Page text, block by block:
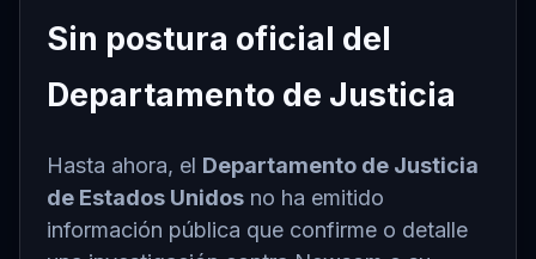
Sin postura oficial del
Departamento de Justicia
Hasta ahora, el Departamento de Justicia
de Estados Unidos no ha emitido
información pública que confirme o detalle